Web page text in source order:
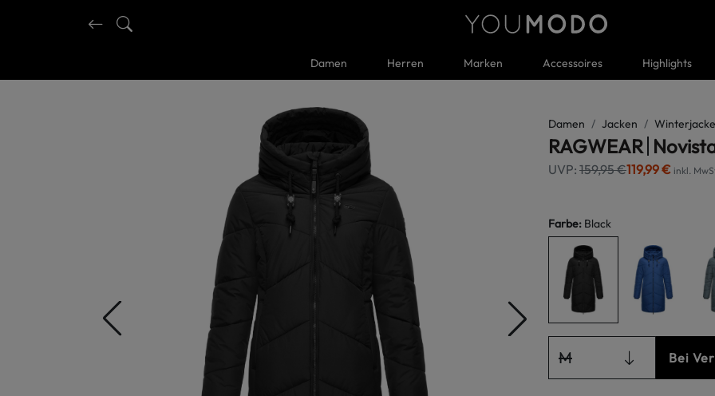
Damen Herren Marken Accessoires Highlights
Damen Jacken
RAGWEAR
UVP: 159,95 €119,99 € inkl.
Farbe: Black
M Bei